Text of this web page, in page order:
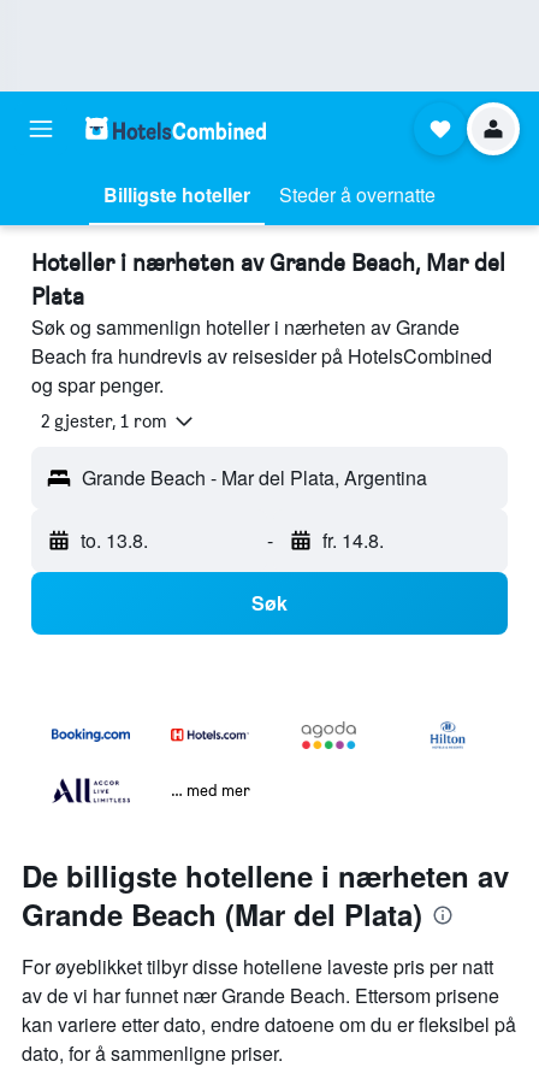
Billigste hoteller Steder å overnatte
Hoteller i nærheten av Grande Beach, Mar del
Plata
Søk og sammenlign hoteller i nærheten av Grande
Beach fra hundrevis av reisesider på HotelsCombined
og spar penger.
2 gjester, 1 rom
Grande Beach - Mar del Plata, Argentina
to. 13.8. - fr. 14.8.
Søk
… med mer
De billigste hotellene i nærheten av
Grande Beach (Mar del Plata)
For øyeblikket tilbyr disse hotellene laveste pris per natt
av de vi har funnet nær Grande Beach. Ettersom prisene
kan variere etter dato, endre datoene om du er fleksibel på
dato, for å sammenligne priser.